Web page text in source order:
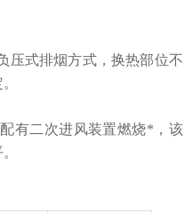
式排烟方式，换热部位不
有二次进风装置燃烧*，该